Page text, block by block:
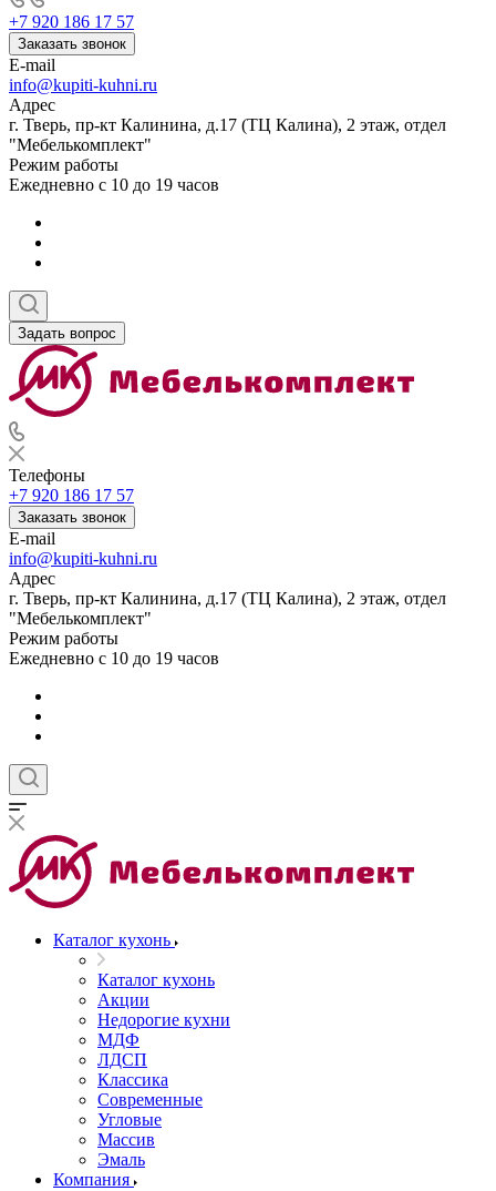
+7 920 186 17 57
Заказать звонок
E-mail
info@kupiti-kuhni.ru
Адрес
г. Тверь, пр-кт Калинина, д.17 (ТЦ Калина), 2 этаж, отдел
"Мебелькомплект"
Режим работы
Ежедневно с 10 до 19 часов
Задать вопрос
Телефоны
+7 920 186 17 57
Заказать звонок
E-mail
info@kupiti-kuhni.ru
Адрес
г. Тверь, пр-кт Калинина, д.17 (ТЦ Калина), 2 этаж, отдел
"Мебелькомплект"
Режим работы
Ежедневно с 10 до 19 часов
Каталог кухонь
Каталог кухонь
Акции
Недорогие кухни
МДФ
ЛДСП
Классика
Современные
Угловые
Массив
Эмаль
Компания